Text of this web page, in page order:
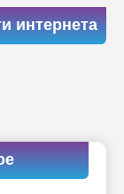
интернета